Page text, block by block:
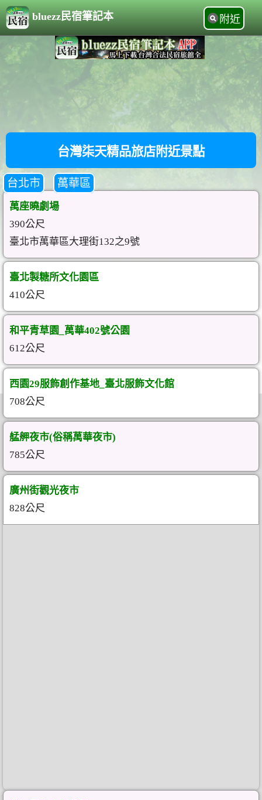
bluezz民宿筆記本 附近
台灣柒天精品旅店附近景點
台北市 萬華區
萬座曉劇場
390公尺
臺北市萬華區大理街132之9號
臺北製糖所文化園區
410公尺
和平青草園_萬華402號公園
612公尺
西園29服飾創作基地_臺北服飾文化館
708公尺
艋舺夜市(俗稱萬華夜市)
785公尺
廣州街觀光夜市
828公尺